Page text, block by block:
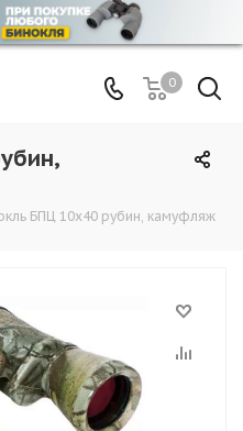
0
БПЦ 10x40 рубин, камуфляж